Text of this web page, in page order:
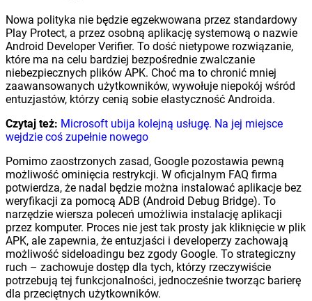
Nowa polityka nie będzie egzekwowana przez standardowy
Play Protect, a przez osobną aplikację systemową o nazwie
Android Developer Verifier. To dość nietypowe rozwiązanie,
które ma na celu bardziej bezpośrednie zwalczanie
niebezpiecznych plików APK. Choć ma to chronić mniej
zaawansowanych użytkowników, wywołuje niepokój wśród
entuzjastów, którzy cenią sobie elastyczność Androida.
Czytaj też: Microsoft ubija kolejną usługę. Na jej miejsce
wejdzie coś zupełnie nowego
Pomimo zaostrzonych zasad, Google pozostawia pewną
możliwość ominięcia restrykcji. W oficjalnym FAQ firma
potwierdza, że nadal będzie można instalować aplikacje bez
weryfikacji za pomocą ADB (Android Debug Bridge). To
narzędzie wiersza poleceń umożliwia instalację aplikacji
przez komputer. Proces nie jest tak prosty jak kliknięcie w plik
APK, ale zapewnia, że entuzjaści i developerzy zachowają
możliwość sideloadingu bez zgody Google. To strategiczny
ruch – zachowuje dostęp dla tych, którzy rzeczywiście
potrzebują tej funkcjonalności, jednocześnie tworząc barierę
dla przeciętnych użytkowników.